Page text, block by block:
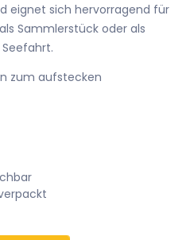
eignet sich hervorragend für
Sammlerstück oder als
zum aufstecken